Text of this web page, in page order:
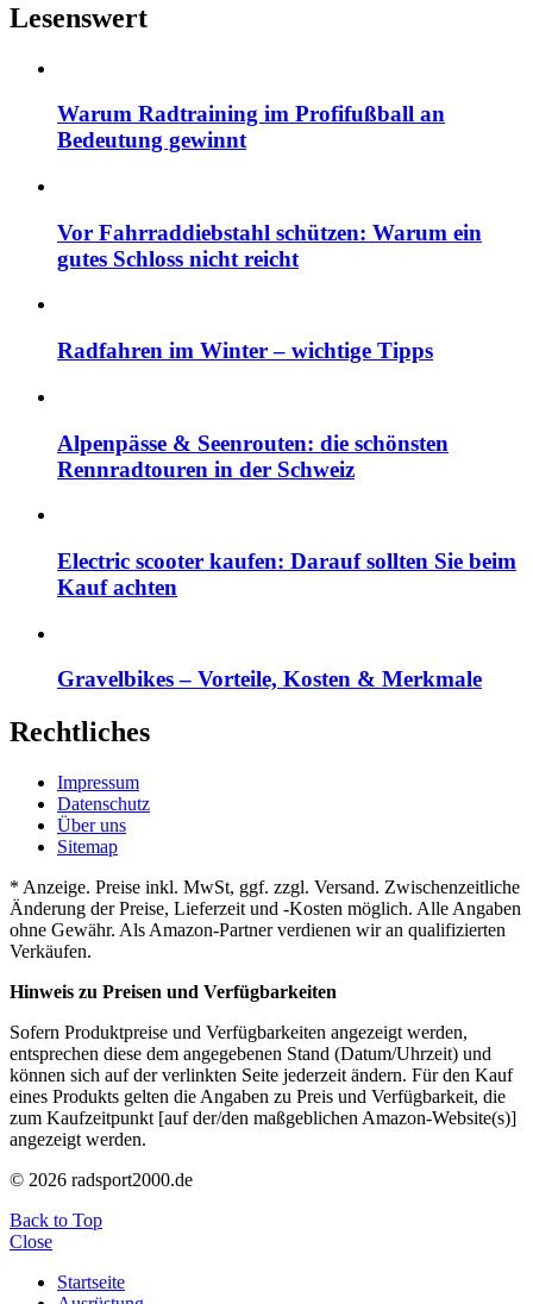
Lesenswert
Warum Radtraining im Profifußball an
Bedeutung gewinnt
Vor Fahrraddiebstahl schützen: Warum ein
gutes Schloss nicht reicht
Radfahren im Winter – wichtige Tipps
Alpenpässe & Seenrouten: die schönsten
Rennradtouren in der Schweiz
Electric scooter kaufen: Darauf sollten Sie beim
Kauf achten
Gravelbikes – Vorteile, Kosten & Merkmale
Rechtliches
Impressum
Datenschutz
Über uns
Sitemap
* Anzeige. Preise inkl. MwSt, ggf. zzgl. Versand. Zwischenzeitliche
Änderung der Preise, Lieferzeit und -Kosten möglich. Alle Angaben
ohne Gewähr. Als Amazon-Partner verdienen wir an qualifizierten
Verkäufen.
Hinweis zu Preisen und Verfügbarkeiten
Sofern Produktpreise und Verfügbarkeiten angezeigt werden,
entsprechen diese dem angegebenen Stand (Datum/Uhrzeit) und
können sich auf der verlinkten Seite jederzeit ändern. Für den Kauf
eines Produkts gelten die Angaben zu Preis und Verfügbarkeit, die
zum Kaufzeitpunkt [auf der/den maßgeblichen Amazon-Website(s)]
angezeigt werden.
© 2026 radsport2000.de
Back to Top
Close
Startseite